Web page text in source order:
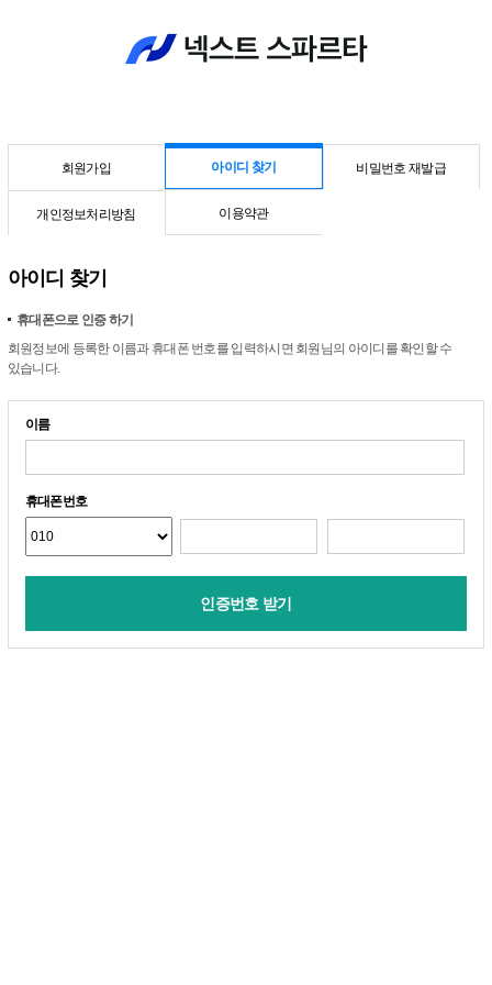
회원가입 아이디 찾기 비밀번호 재발급
개인정보처리방침 이용약관
아이디 찾기
휴대폰으로 인증 하기
회원정보에 등록한 이름과 휴대폰 번호를 입력하시면 회원님의 아이디를 확인할 수
있습니다.
이름
휴대폰번호
인증번호 받기